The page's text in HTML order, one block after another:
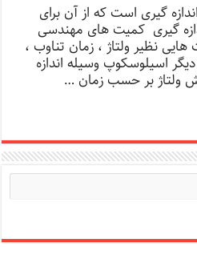
گیری است که از آن برای
گیری کمیت های مهندسی
نظیر ولتاژ ، زمان تناوب ،
اسیلوسکوپ وسیله اندازه
ولتاژ بر حسب زمان …